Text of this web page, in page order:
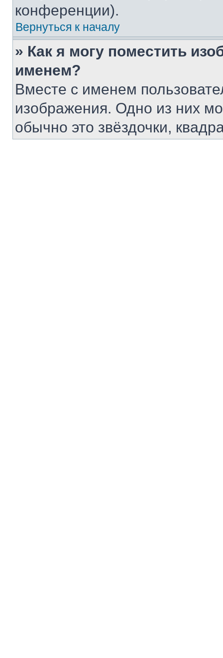
конференции).
Вернуться к началу
» Как я могу поместить
именем?
Вместе с именем
изображения. Одно из них
обычно это звёздочки,